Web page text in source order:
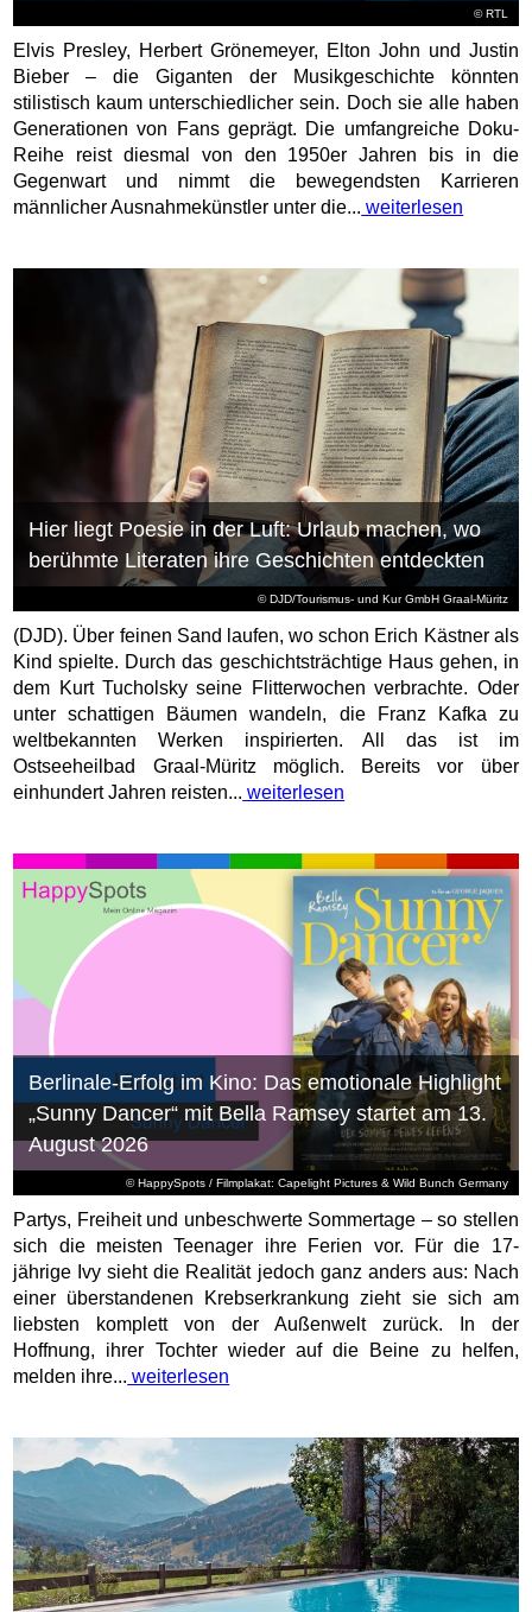
©RTL
Elvis Presley, Herbert Grönemeyer, Elton John und Justin
Bieber – die Giganten der Musikgeschichte könnten
stilistisch kaum unterschiedlicher sein. Doch sie alle haben
Generationen von Fans geprägt. Die umfangreiche Doku-
Reihe reist diesmal von den 1950er Jahren bis in die
Gegenwart und nimmt die bewegendsten Karrieren
männlicher Ausnahmekünstler unter die... weiterlesen
© DJD/Tourismus- und Kur GmbH Graal-Müritz
Hier liegt Poesie in der Luft: Urlaub machen, wo
berühmte Literaten ihre Geschichten entdeckten
(DJD). Über feinen Sand laufen, wo schon Erich Kästner als
Kind spielte. Durch das geschichtsträchtige Haus gehen, in
dem Kurt Tucholsky seine Flitterwochen verbrachte. Oder
unter schattigen Bäumen wandeln, die Franz Kafka zu
weltbekannten Werken inspirierten. All das ist im
Ostseeheilbad Graal-Müritz möglich. Bereits vor über
einhundert Jahren reisten... weiterlesen
© HappySpots / Filmplakat: Capelight Pictures & Wild Bunch Germany
Berlinale-Erfolg im Kino: Das emotionale Highlight
„Sunny Dancer“ mit Bella Ramsey startet am 13.
August 2026
Partys, Freiheit und unbeschwerte Sommertage – so stellen
sich die meisten Teenager ihre Ferien vor. Für die 17-
jährige Ivy sieht die Realität jedoch ganz anders aus: Nach
einer überstandenen Krebserkrankung zieht sie sich am
liebsten komplett von der Außenwelt zurück. In der
Hoffnung, ihrer Tochter wieder auf die Beine zu helfen,
melden ihre... weiterlesen